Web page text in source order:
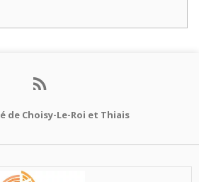
de Choisy-Le-Roi et Thiais